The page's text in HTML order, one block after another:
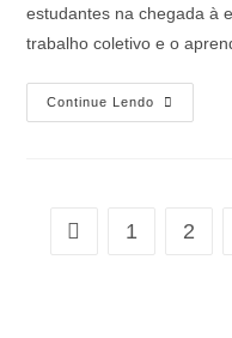
estudantes na chegada à
trabalho coletivo e o
Continue Lendo
1 2